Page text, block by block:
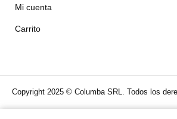
Mi cuenta
Carrito
Copyright 2025 © Columba SRL. Todos los